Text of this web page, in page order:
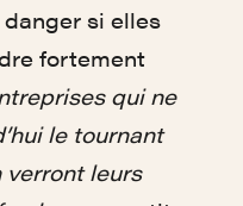
si elles
fortement
qui ne
le tournant
leurs